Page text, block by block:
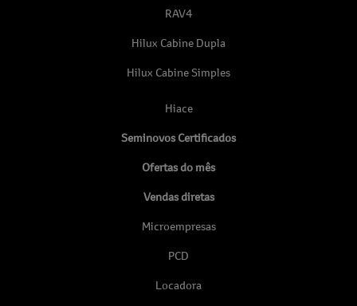
RAV4
Hilux Cabine Dupla
Hilux Cabine Simples
Hiace
Seminovos Certificados
Ofertas do mês
Vendas diretas
Microempresas
PCD
Locadora